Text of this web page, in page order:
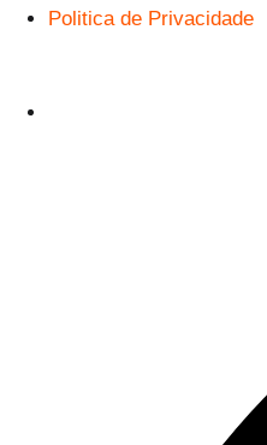
Politica de Privacidade